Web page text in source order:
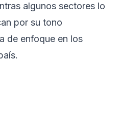
algunos sectores lo
por su tono
de enfoque en los